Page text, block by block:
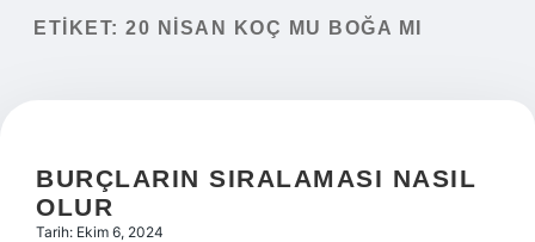
Yasal Uyarı
ETIKET: 20 NISAN KOÇ MU BOĞA MI
BURÇLARIN SIRALAMASI NASIL
OLUR
Tarih: Ekim 6, 2024